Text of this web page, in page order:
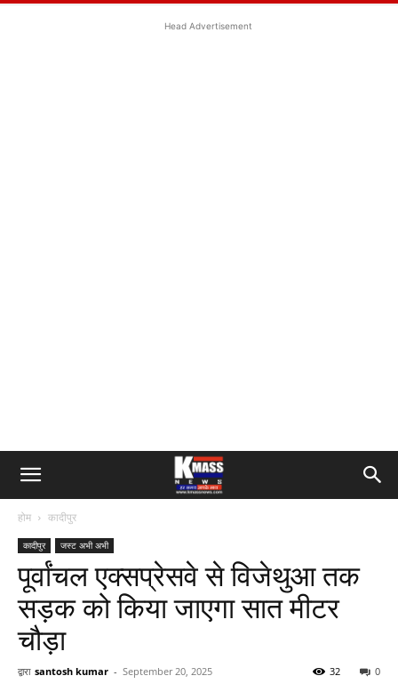
Head Advertisement
होम कादीपुर
कादीपुर जस्ट अभी अभी
पूर्वांचल एक्सप्रेसवे से विजेथुआ तक
सड़क को किया जाएगा सात मीटर
चौड़ा
द्वारा santosh kumar - September 20, 2025 0
32